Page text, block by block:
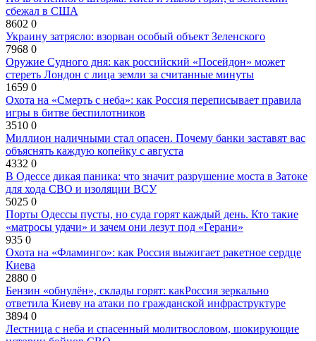
сбежал в США
8602 0
Украину затрясло: взорван особый объект Зеленского
7968 0
Оружие Судного дня: как российский «Посейдон» может
стереть Лондон с лица земли за считанные минуты
1659 0
Охота на «Смерть с неба»: как Россия переписывает правила
игры в битве беспилотников
3510 0
Миллион наличными стал опасен. Почему банки заставят вас
объяснять каждую копейку с августа
4332 0
В Одессе дикая паника: что значит разрушение моста в Затоке
для хода СВО и изоляции ВСУ
5025 0
Порты Одессы пусты, но суда горят каждый день. Кто такие
«матросы удачи» и зачем они лезут под «Герани»
935 0
Охота на «Фламинго»: как Россия выжигает ракетное сердце
Киева
2880 0
Бензин «обнулён», склады горят: какРоссия зеркально
ответила Киеву на атаки по гражданской инфраструктуре
3894 0
Лестница с неба и спасенный молитвословом, шокирующие